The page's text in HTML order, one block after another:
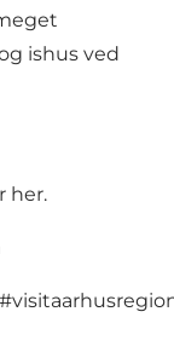
ishus ved
her.